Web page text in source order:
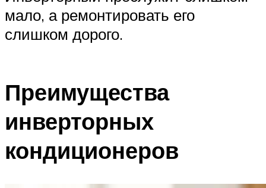
мало, а ремонтировать его
слишком дорого.
Преимущества
инверторных
кондиционеров